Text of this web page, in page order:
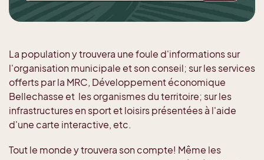
La population y trouvera une foule d'informations sur
l'organisation municipale et son conseil; sur les services
offerts par la MRC, Développement économique
Bellechasse et les organismes du territoire; sur les
infrastructures en sport et loisirs présentées à l'aide
d'une carte interactive, etc.
Tout le monde y trouvera son compte! Même les